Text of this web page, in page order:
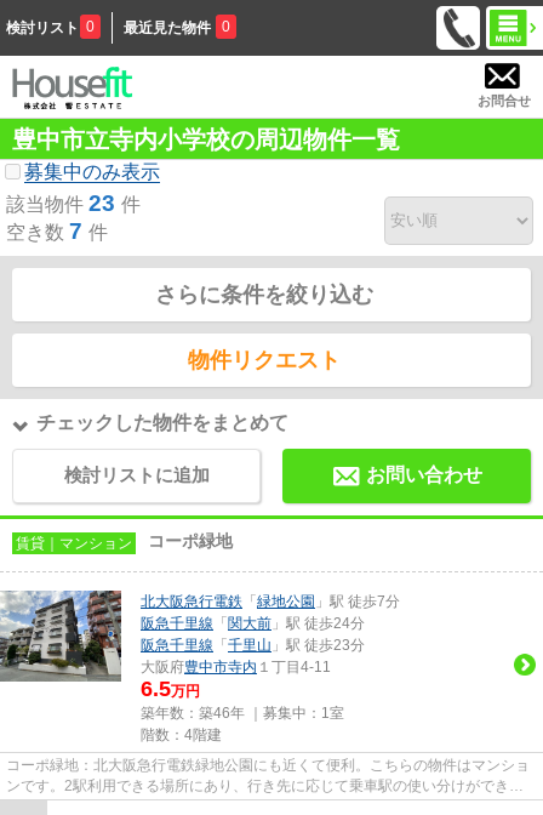
検討リスト 0 最近見た物件 0
お問合せ
豊中市立寺内小学校の周辺物件一覧
募集中のみ表示
該当物件 23 件
空き数 7 件
さらに条件を絞り込む
物件リクエスト
チェックした物件をまとめて
検討リストに追加 お問い合わせ
賃貸｜マンション コーポ緑地
北大阪急行電鉄 「 緑地公園 」駅 徒歩7分
阪急千里線 「 関大前 」駅 徒歩24分
阪急千里線 「 千里山 」駅 徒歩23分
大阪府豊中市寺内 １丁目4-11
6.5万円
築年数：築46年 ｜募集中： 1室
階数：4階建
コーポ緑地：北大阪急行電鉄緑地公園にも近くて便利。こちらの物件はマンショ
ンです。2駅利用できる場所にあり、行き先に応じて乗車駅の使い分けができま